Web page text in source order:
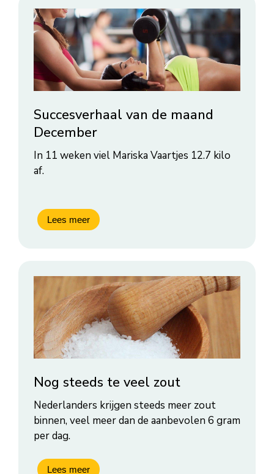
Succesverhaal van de maand
December
In 11 weken viel Mariska Vaartjes 12.7 kilo
af.
Nog steeds te veel zout
Nederlanders krijgen steeds meer zout
binnen, veel meer dan de aanbevolen 6 gram
per dag.